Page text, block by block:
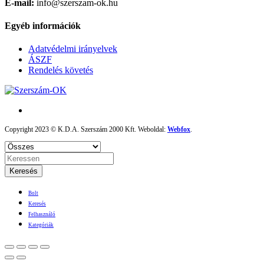
E-mail: info@szerszam-ok.hu
Egyéb információk
Adatvédelmi irányelvek
ÁSZF
Rendelés követés
Copyright 2023 © K.D.A. Szerszám 2000 Kft. Weboldal: Webfox.
Keresés
Bolt
Keresés
Felhasználó
Kategóriák